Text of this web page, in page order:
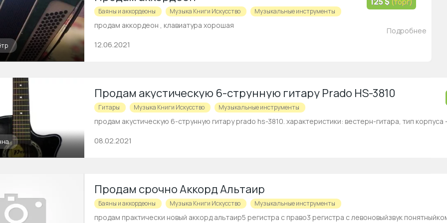
Баяны и аккордеоны Музыка Книги Искусство Музыкальные инструменты
продам аккордеон , клавиатура хорошая
12.06.2021
Подробнее
Продам акустическую 6-струнную гитару Prado HS-3810
Гитары Музыка Книги Искусство Музыкальные инструменты
продам акустическую 6-струнную гитару prado hs-3810. характеристики: вестерн-гитара, тип
08.02.2021
Продам срочно Аккорд Альтаир
Баяны и аккордеоны Музыка Книги Искусство Музыкальные инструменты
продам практически новый аккорд альтаир5 регистра с право3 регистра с левоновыйзвук